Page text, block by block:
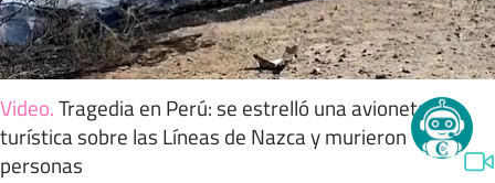
Video.Tragedia en Perú: se estrelló una avioneta
turística sobre las Líneas de Nazca y murieron 13
personas